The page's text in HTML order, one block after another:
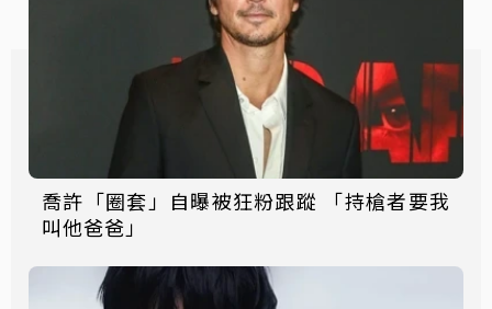
喬許「圈套」自曝被狂粉跟蹤 「持槍者要我
叫他爸爸」